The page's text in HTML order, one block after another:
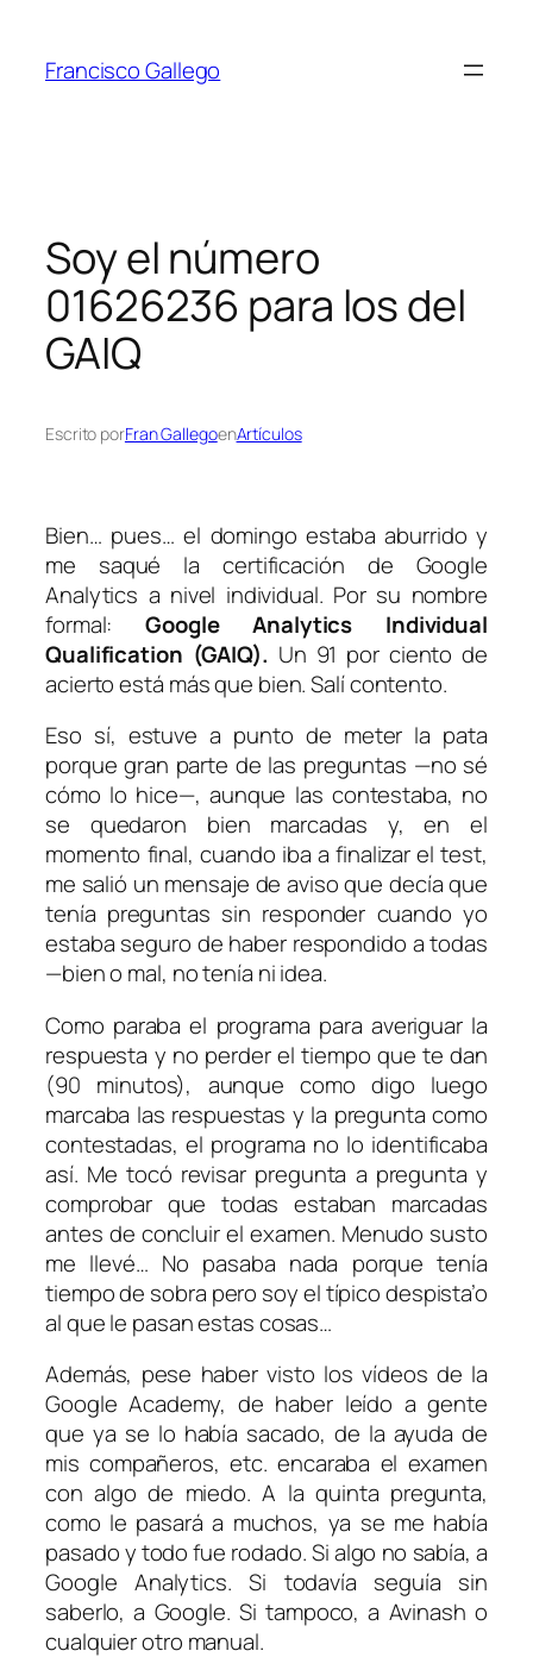
contenido
Francisco Gallego
Soy el número
01626236 para los del
GAIQ
Escrito porFran GallegoenArtículos
Bien… pues… el domingo estaba aburrido y
me saqué la certificación de Google
Analytics a nivel individual. Por su nombre
formal:Google Analytics Individual
Qualification (GAIQ). Un 91 por ciento de
acierto está más que bien. Salí contento.
Eso sí, estuve a punto de meter la pata
porque gran parte de las preguntas —no sé
cómo lo hice—, aunque las contestaba, no
se quedaron bien marcadas y, en el
momento final, cuando iba a finalizar el test,
me salió un mensaje de aviso que decía que
tenía preguntas sin responder cuando yo
estaba seguro de haber respondido a todas
—bien o mal, no tenía ni idea.
Como paraba el programa para averiguar la
respuesta y no perder el tiempo que te dan
(90 minutos), aunque como digo luego
marcaba las respuestas y la pregunta como
contestadas, el programa no lo identificaba
así. Me tocó revisar pregunta a pregunta y
comprobar que todas estaban marcadas
antes de concluir el examen. Menudo susto
me llevé… No pasaba nada porque tenía
tiempo de sobra pero soy el típico despista’o
al que le pasan estas cosas…
Además, pese haber visto los vídeos de la
Google Academy, de haber leído a gente
que ya se lo había sacado, de la ayuda de
mis compañeros, etc. encaraba el examen
con algo de miedo. A la quinta pregunta,
como le pasará a muchos, ya se me había
pasado y todo fue rodado. Si algo no sabía, a
Google Analytics. Si todavía seguía sin
saberlo, a Google. Si tampoco, a Avinash o
cualquier otro manual.